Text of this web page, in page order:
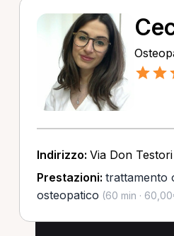
Indirizzo: Via Don
Prestazioni: trattamento
osteopatico (60 min ·